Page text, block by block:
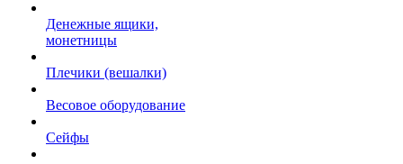
Денежные ящики,
монетницы
Плечики (вешалки)
Весовое оборудование
Сейфы